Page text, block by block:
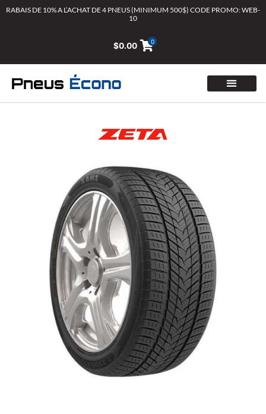
AllerRABAIS DE 10% A L’ACHAT DE 4 PNEUS (MINIMUM 500$) CODE PROMO: WEB-
10
$0.00 0